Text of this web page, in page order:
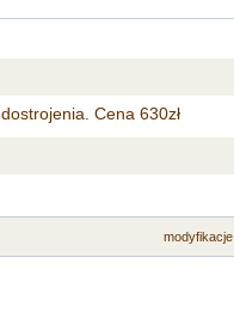
Cena 630zł
modyfikacje